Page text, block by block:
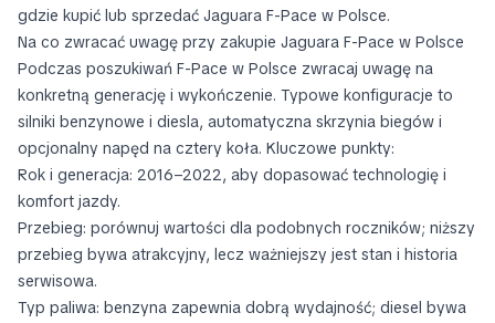
gdzie kupić lub sprzedać Jaguara F-Pace w Polsce.
Na co zwracać uwagę przy zakupie Jaguara F-Pace w Polsce
Podczas poszukiwań F-Pace w Polsce zwracaj uwagę na
konkretną generację i wykończenie. Typowe konfiguracje to
silniki benzynowe i diesla, automatyczna skrzynia biegów i
opcjonalny napęd na cztery koła. Kluczowe punkty:
Rok i generacja: 2016–2022, aby dopasować technologię i
komfort jazdy.
Przebieg: porównuj wartości dla podobnych roczników; niższy
przebieg bywa atrakcyjny, lecz ważniejszy jest stan i historia
serwisowa.
Typ paliwa: benzyna zapewnia dobrą wydajność; diesel bywa